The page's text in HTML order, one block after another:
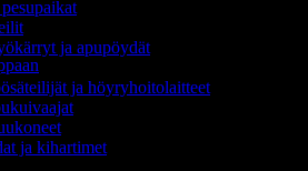
ja apupöydät
ja höyryhoitolaitteet
ja kihartimet